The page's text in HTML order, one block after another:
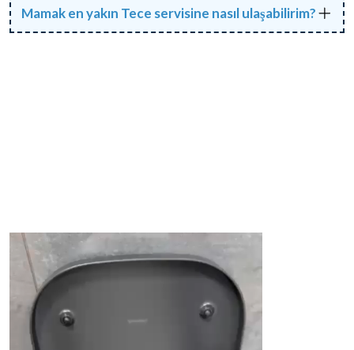
Mamak en yakın Tece servisine nasıl ulaşabilirim?